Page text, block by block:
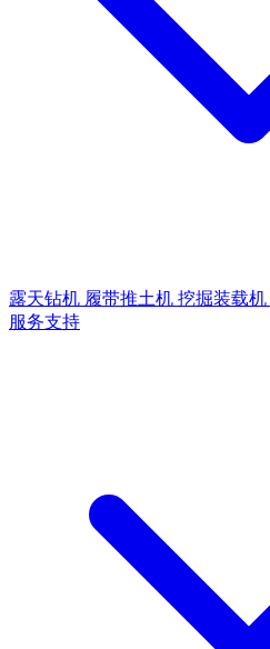
露天钻机 履带推土机 挖掘装载机
服务支持